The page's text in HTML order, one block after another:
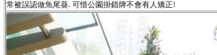
常被誤認做魚尾葵. 可惜公園掛錯牌不會有人矯正!